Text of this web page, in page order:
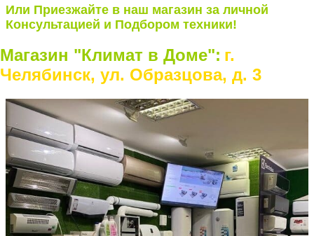
Или Приезжайте в наш магазин за личной
Консультацией и Подбором техники!
Магазин "Климат в Доме": г.
Челябинск, ул. Образцова, д. 3